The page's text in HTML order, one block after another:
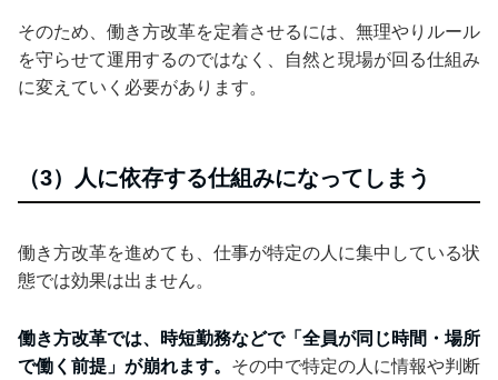
そのため、働き方改革を定着させるには、無理やりルール
を守らせて運用するのではなく、自然と現場が回る仕組み
に変えていく必要があります。
（3）人に依存する仕組みになってしまう
働き方改革を進めても、仕事が特定の人に集中している状
態では効果は出ません。
働き方改革では、時短勤務などで「全員が同じ時間・場所
で働く前提」が崩れます。 その中で特定の人に情報や判断